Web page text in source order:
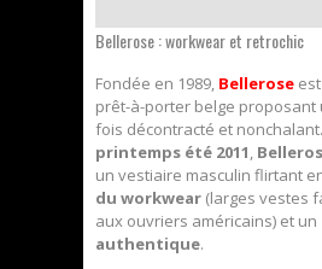
Bellerose : workwear et retrochic
Fondée en 1989, Bellerose
prêt-à-porter belge proposant
fois décontracté et
printemps été 2011,
un vestiaire masculin flirtant
du workwear (larges vestes
aux ouvriers américains) et un
authentique.